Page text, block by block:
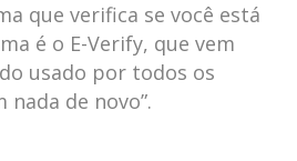
que verifica se você está
é o E-Verify, que vem
usado por todos os
de novo”.